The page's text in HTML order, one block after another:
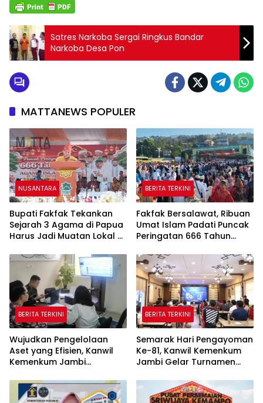
Satres Narkoba Sergai Ringkus Bandar
Narkoba Desa Pon
MATTANEWS POPULER
NUSANTARA
Bupati Fakfak Tekankan
Sejarah 3 Agama di Papua
Harus Jadi Muatan Lokal di
BERITA TERKINI
Fakfak Bersalawat, Ribuan
Umat Islam Padati Puncak
Peringatan 666 Tahun
BERITA TERKINI
Wujudkan Pengelolaan
Aset yang Efisien, Kanwil
Kemenkum Jambi
Secara Transparan
BERITA TERKINI
Semarak Hari Pengayoman
Ke-81, Kanwil Kemenkum
Jambi Gelar Turnamen